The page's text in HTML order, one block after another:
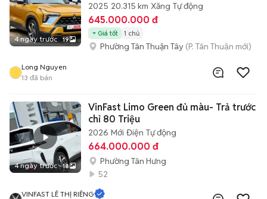
4 ngày trước 19
2025 20.315 km Xăng Tự động
645.000.000 đ
Giá tốt 1 chủ
Phường Tân Thuận Tây (P. Tân Thuận mới)
Long Nguyen
13 đã bán
4 ngày trước 18
VinFast Limo Green đủ màu- Trả trước
chỉ 80 Triệu
2026 Mới Điện Tự động
664.000.000 đ
Phường Tân Hưng
52
VINFAST LÊ THỊ RIÊNG